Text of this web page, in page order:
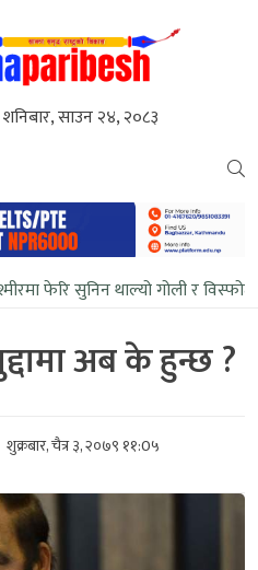
साउन २४, २०८३
फेरि सुनिन थाल्यो गोली र
अब के हुन्छ ?
शुक्रबार, चैत्र ३, २०७९ ११:0५